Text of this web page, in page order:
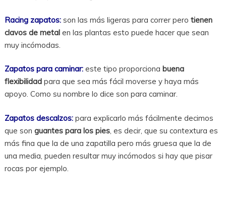
Racing zapatos:son las más ligeras para correr pero tienen
clavos de metalen las plantas esto puede hacer que sean
muy incómodas.
Zapatos para caminar:este tipo proporciona buena
flexibilidadpara que sea más fácil moverse y haya más
apoyo. Como su nombre lo dice son para caminar.
Zapatos descalzos:para explicarlo más fácilmente decimos
que son guantes para los pies, es decir, que su contextura es
más fina que la de una zapatilla pero más gruesa que la de
una media, pueden resultar muy incómodos si hay que pisar
rocas por ejemplo.